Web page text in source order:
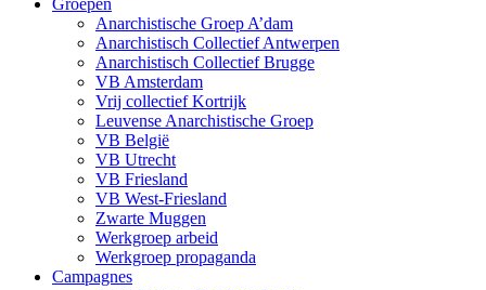
Groepen
Anarchistische Groep A’dam
Anarchistisch Collectief Antwerpen
Anarchistisch Collectief Brugge
VB Amsterdam
Vrij collectief Kortrijk
Leuvense Anarchistische Groep
VB België
VB Utrecht
VB Friesland
VB West-Friesland
Zwarte Muggen
Werkgroep arbeid
Werkgroep propaganda
Campagnes